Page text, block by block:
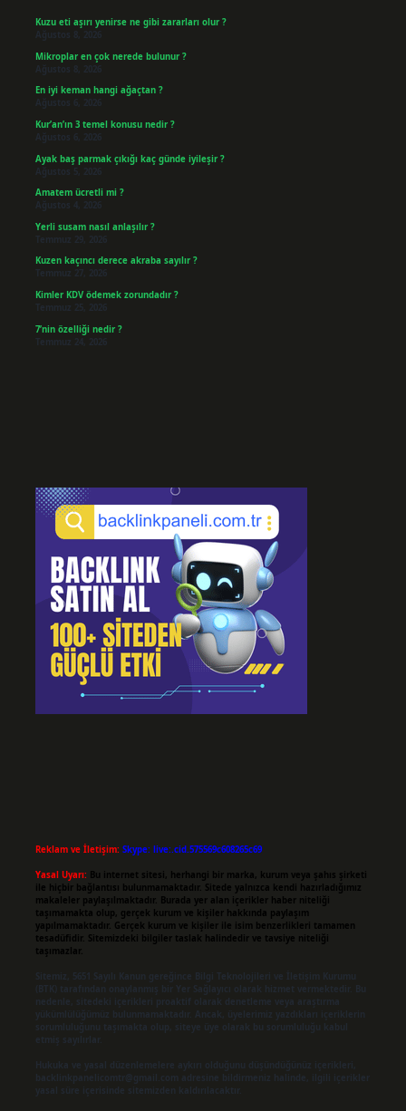
Kuzu eti aşırı yenirse ne gibi zararları olur ?
Ağustos 8, 2026
Mikroplar en çok nerede bulunur ?
Ağustos 8, 2026
En iyi keman hangi ağaçtan ?
Ağustos 6, 2026
Kur’an’ın 3 temel konusu nedir ?
Ağustos 6, 2026
Ayak baş parmak çıkığı kaç günde iyileşir ?
Ağustos 5, 2026
Amatem ücretli mi ?
Ağustos 4, 2026
Yerli susam nasıl anlaşılır ?
Temmuz 29, 2026
Kuzen kaçıncı derece akraba sayılır ?
Temmuz 27, 2026
Kimler KDV ödemek zorundadır ?
Temmuz 25, 2026
7’nin özelliği nedir ?
Temmuz 24, 2026
Reklam ve İletişim: Skype: live:.cid.575569c608265c69
Yasal Uyarı: Bu internet sitesi, herhangi bir marka, kurum veya şahıs şirketi
ile hiçbir bağlantısı bulunmamaktadır. Sitede yalnızca kendi hazırladığımız
makaleler paylaşılmaktadır. Burada yer alan içerikler haber niteliği
taşımamakta olup, gerçek kurum ve kişiler hakkında paylaşım
yapılmamaktadır. Gerçek kurum ve kişiler ile isim benzerlikleri tamamen
tesadüfidir. Sitemizdeki bilgiler taslak halindedir ve tavsiye niteliği
taşımazlar.
Sitemiz, 5651 Sayılı Kanun gereğince Bilgi Teknolojileri ve İletişim Kurumu
(BTK) tarafından onaylanmış bir Yer Sağlayıcı olarak hizmet vermektedir. Bu
nedenle, sitedeki içerikleri proaktif olarak denetleme veya araştırma
yükümlülüğümüz bulunmamaktadır. Ancak, üyelerimiz yazdıkları içeriklerin
sorumluluğunu taşımakta olup, siteye üye olarak bu sorumluluğu kabul
etmiş sayılırlar.
Hukuka ve yasal düzenlemelere aykırı olduğunu düşündüğünüz içerikleri,
backlinkpanelicomtr@gmail.com
adresine bildirmeniz halinde, ilgili içerikler
yasal süre içerisinde sitemizden kaldırılacaktır.